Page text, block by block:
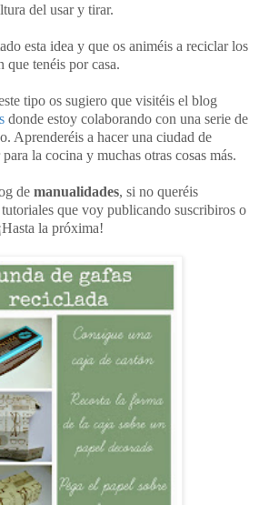
del usar y tirar.
esta idea y que os animéis a reciclar los
que tenéis por casa.
tipo os sugiero que visitéis el blog
donde estoy colaborando con una serie de
Aprenderéis a hacer una ciudad de
la cocina y muchas otras cosas más.
de manualidades, si no queréis
que voy publicando suscribiros o
la próxima!